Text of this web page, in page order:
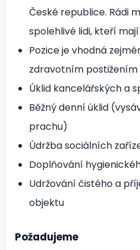
České republice. Rádi
spolehlivé lidi, kteří
Pozice je vhodná
zdravotním postižením
Úklid kancelářských a
Běžný denní úklid
prachu)
Údržba sociálních
Doplňování
Udržování čistého a
objektu
Požadujeme